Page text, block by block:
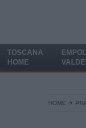
TOSCANA
HOME
HOME